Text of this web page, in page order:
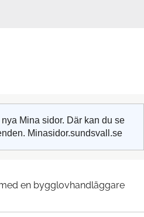
Mina sidor. Där kan du se
Minasidor.sundsvall.se
en bygglovhandläggare